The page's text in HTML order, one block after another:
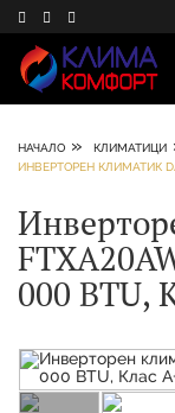
НАЧАЛО » КЛИМАТИЦИ
ИНВЕРТОРЕН КЛИМАТИК
000 BTU,